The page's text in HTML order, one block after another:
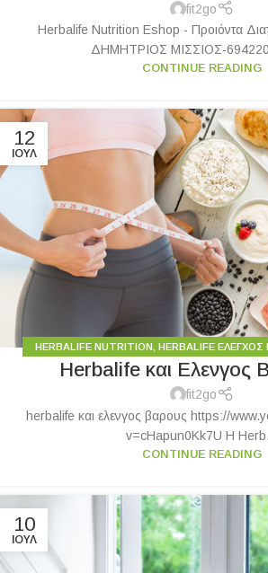
fit2go
Herbalife Nutrition Eshop - Προιόντα
ΔΗΜΗΤΡΙΟΣ ΜΙΣΣΙΟΣ-
CONTINUE READING
12
ΙΟΎΛ
HERBALIFE NUTRITION HERBALIFE ΈΛΕΓΧΟΣ
ΆΡΘΡΑ ΓΙΑ ΥΓΙΕΙΝΉ ΖΩΉ, ΕΙΔΉΣΕΙΣ,
Herbalife και Ελενγος
fit2go
herbalife και ελενγος βαρους https://
v=cHapun0Kk7U Η
CONTINUE READING
10
ΙΟΎΛ